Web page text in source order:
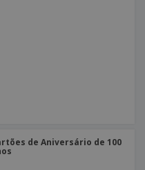
de Aniversário de 100